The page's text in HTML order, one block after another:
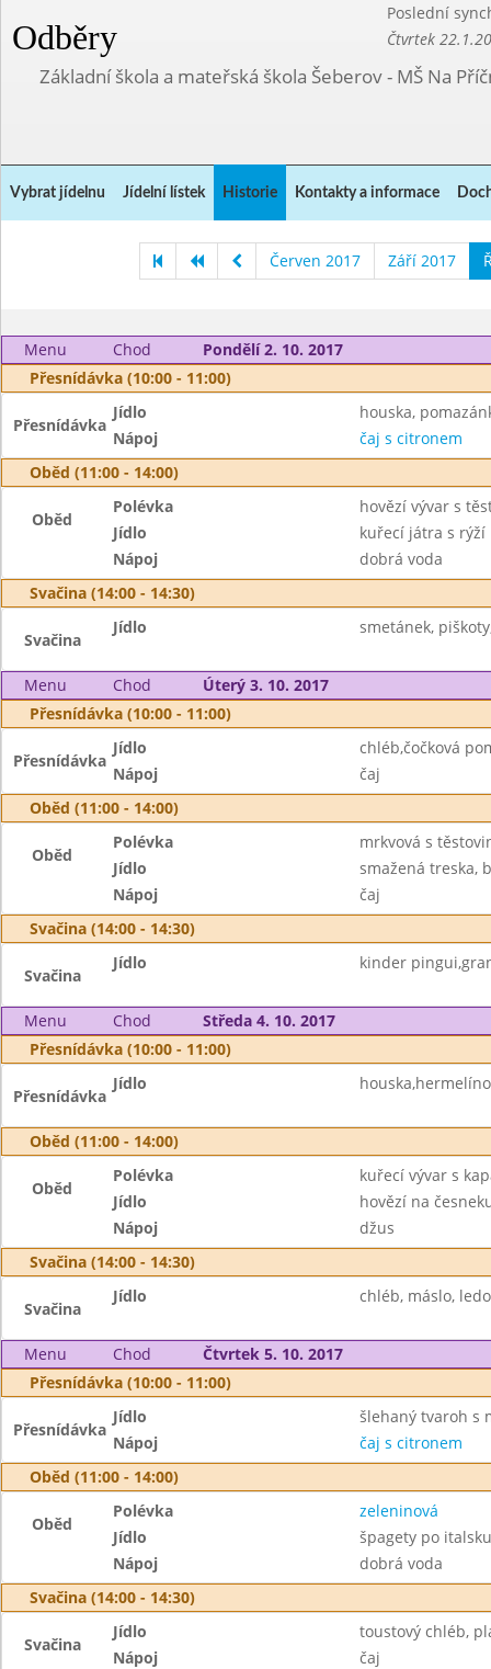
Odběry
Poslední
Čtvrtek
Základní škola a mateřská škola Šeberov - MŠ Na
Vybrat jídelnu Jídelní lístek Historie Kontakty a informace
Červen 2017 Září 2017
Menu Chod
Pondělí 2. 10. 2017
Přesnídávka (10:00 - 11:00)
Přesnídávka
Jídlo
houska,
Nápoj
čaj s citronem
Oběd (11:00 - 14:00)
Oběd
Polévka
hovězí vývar s
Jídlo
kuřecí játra s rýží
Nápoj
dobrá voda
Svačina (14:00 - 14:30)
Svačina
Jídlo smetánek,
Menu Chod
Úterý 3. 10. 2017
Přesnídávka (10:00 - 11:00)
Přesnídávka
Jídlo
chléb,čočková
Nápoj
čaj
Oběd (11:00 - 14:00)
Oběd
Polévka
mrkvová s
Jídlo
smažená treska,
Nápoj
čaj
Svačina (14:00 - 14:30)
Svačina
Jídlo kinder
Menu Chod
Středa 4. 10. 2017
Přesnídávka (10:00 - 11:00)
Přesnídávka
Jídlo
Oběd (11:00 - 14:00)
Oběd
Polévka
kuřecí vývar s
Jídlo
hovězí na
Nápoj
džus
Svačina (14:00 - 14:30)
Svačina
Jídlo chléb, máslo,
Menu Chod
Čtvrtek 5. 10. 2017
Přesnídávka (10:00 - 11:00)
Přesnídávka
Jídlo
šlehaný tvaroh s
Nápoj
čaj s citronem
Oběd (11:00 - 14:00)
Oběd
Polévka
zeleninová
Jídlo
špagety po
Nápoj
dobrá voda
Svačina (14:00 - 14:30)
Svačina
Jídlo
toustový chléb,
Nápoj
čaj